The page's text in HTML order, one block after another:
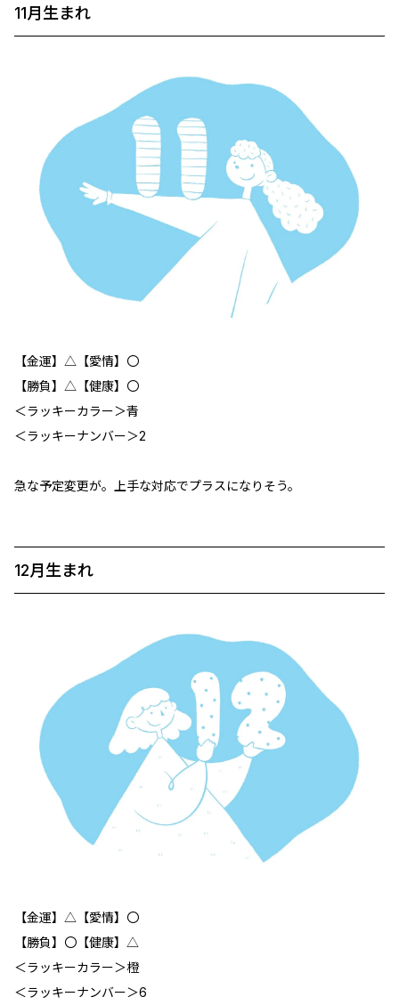
11月生まれ
【金運】△【愛情】〇
【勝負】△【健康】〇
＜ラッキーカラー＞青
＜ラッキーナンバー＞2
急な予定変更が。上手な対応でプラスになりそう。
12月生まれ
【金運】△【愛情】〇
【勝負】〇【健康】△
＜ラッキーカラー＞橙
＜ラッキーナンバー＞6